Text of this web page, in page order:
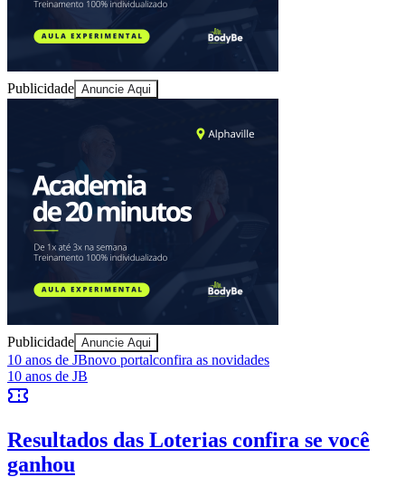
Ceará
Publicidade Anuncie Aqui
Publicidade Anuncie Aqui
10 anos de JBnovo portalconfira as novidades
10 anos de JB
Resultados das Loterias confira se você
ganhou